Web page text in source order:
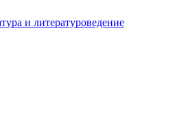
и литературоведение